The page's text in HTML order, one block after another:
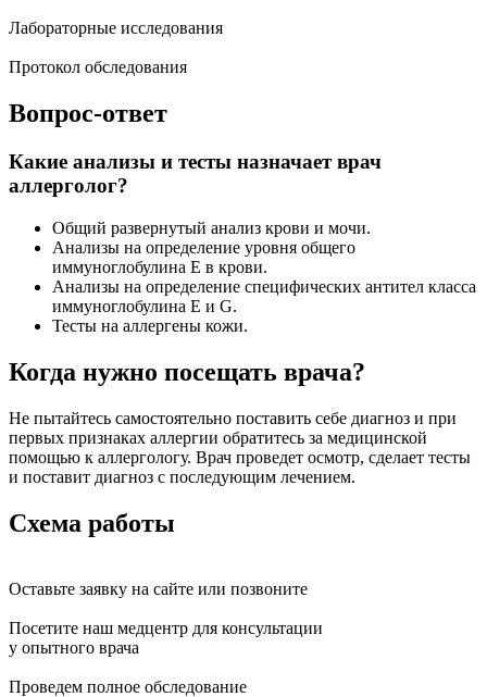
Лабораторные исследования
Протокол обследования
Вопрос-ответ
Какие анализы и тесты назначает врач
аллерголог?
Общий развернутый анализ крови и мочи.
Анализы на определение уровня общего
иммуноглобулина Е в крови.
Анализы на определение специфических антител класса
иммуноглобулина Е и G.
Тесты на аллергены кожи.
Когда нужно посещать врача?
Не пытайтесь самостоятельно поставить себе диагноз и при
первых признаках аллергии обратитесь за медицинской
помощью к аллергологу. Врач проведет осмотр, сделает тесты
и поставит диагноз с последующим лечением.
Схема работы
Оставьте заявку на сайте или позвоните
Посетите наш медцентр для консультации
у опытного врача
Проведем полное обследование